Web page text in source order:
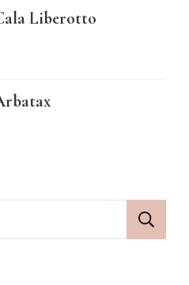
Liberotto